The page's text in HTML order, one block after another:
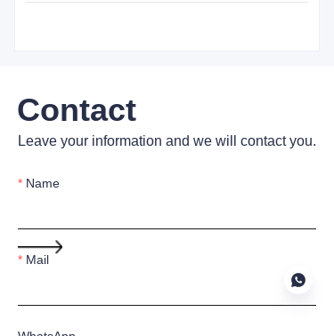
Contact
Name
Mail
Leave your information and we will contact you.